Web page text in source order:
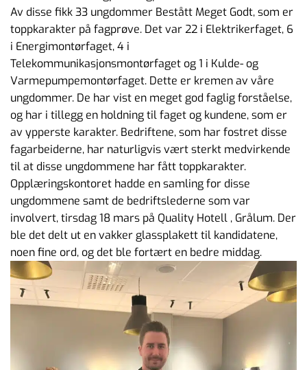
Av disse fikk 33 ungdommer Bestått Meget Godt, som er
toppkarakter på fagprøve. Det var 22 i Elektrikerfaget, 6
i Energimontørfaget, 4 i
Telekommunikasjonsmontørfaget og 1 i Kulde- og
Varmepumpemontørfaget. Dette er kremen av våre
ungdommer. De har vist en meget god faglig forståelse,
og har i tillegg en holdning til faget og kundene, som er
av ypperste karakter. Bedriftene, som har fostret disse
fagarbeiderne, har naturligvis vært sterkt medvirkende
til at disse ungdommene har fått toppkarakter.
Opplæringskontoret hadde en samling for disse
ungdommene samt de bedriftslederne som var
involvert, tirsdag 18 mars på Quality Hotell , Grålum. Der
ble det delt ut en vakker glassplakett til kandidatene,
noen fine ord, og det ble fortært en bedre middag.